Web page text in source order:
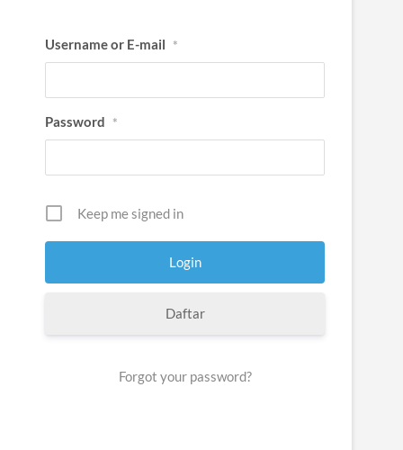
Username or E-mail *
Password *
Keep me signed in
Daftar
Forgot your password?